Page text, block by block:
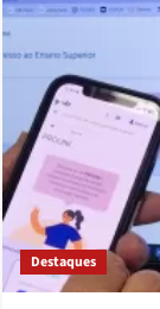
Destaques